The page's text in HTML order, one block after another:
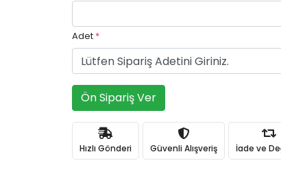
Adet *
Ön Sipariş Ver
Hızlı Gönderi Güvenli Alışveriş İade ve